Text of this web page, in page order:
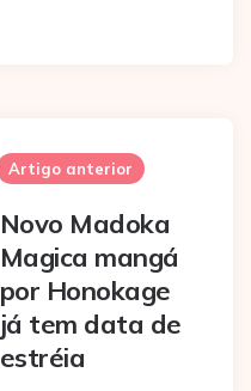
Artigo anterior
Novo Madoka
Magica mangá
por Honokage
já tem data de
estréia